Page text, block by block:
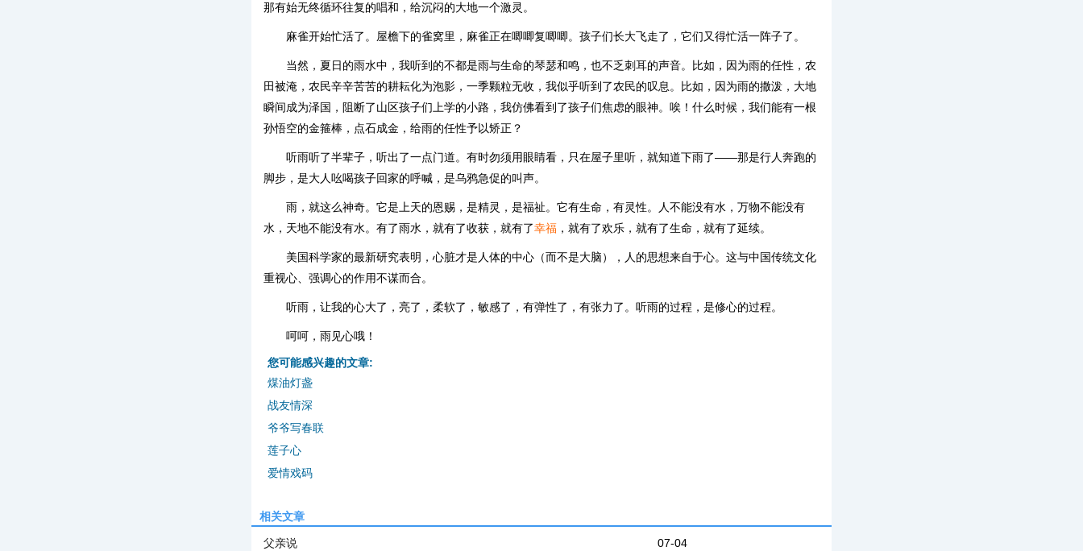
那有始无终循环往复的唱和，给沉闷的大地一个激灵。
麻雀开始忙活了。屋檐下的雀窝里，麻雀正在唧唧复唧唧。孩子们长大飞走了，它们又得忙活一阵子了。
当然，夏日的雨水中，我听到的不都是雨与生命的琴瑟和鸣，也不乏刺耳的声音。比如，因为雨的任性，农
田被淹，农民辛辛苦苦的耕耘化为泡影，一季颗粒无收，我似乎听到了农民的叹息。比如，因为雨的撒泼，大地
瞬间成为泽国，阻断了山区孩子们上学的小路，我仿佛看到了孩子们焦虑的眼神。唉！什么时候，我们能有一根
孙悟空的金箍棒，点石成金，给雨的任性予以矫正？
听雨听了半辈子，听出了一点门道。有时勿须用眼睛看，只在屋子里听，就知道下雨了——那是行人奔跑的
脚步，是大人吆喝孩子回家的呼喊，是乌鸦急促的叫声。
雨，就这么神奇。它是上天的恩赐，是精灵，是福祉。它有生命，有灵性。人不能没有水，万物不能没有
水，天地不能没有水。有了雨水，就有了收获，就有了幸福 ，就有了欢乐，就有了生命，就有了延续。
美国科学家的最新研究表明，心脏才是人体的中心（而不是大脑），人的思想来自于心。这与中国传统文化
重视心、强调心的作用不谋而合。
听雨，让我的心大了，亮了，柔软了，敏感了，有弹性了，有张力了。听雨的过程，是修心的过程。
呵呵，雨见心哦！
您可能感兴趣的文章:
煤油灯盏
战友情深
爷爷写春联
莲子心
爱情戏码
相关文章
07-04
父亲说